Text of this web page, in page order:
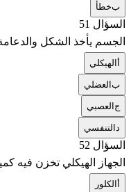
بخطأ
السؤال 51
الجسم يأخذ الشكل
الهيكلي
بالعضلي
جالعصبي
التنفسي
السؤال 52
الجهاز الهيكلي تخزن فيه
الكلور